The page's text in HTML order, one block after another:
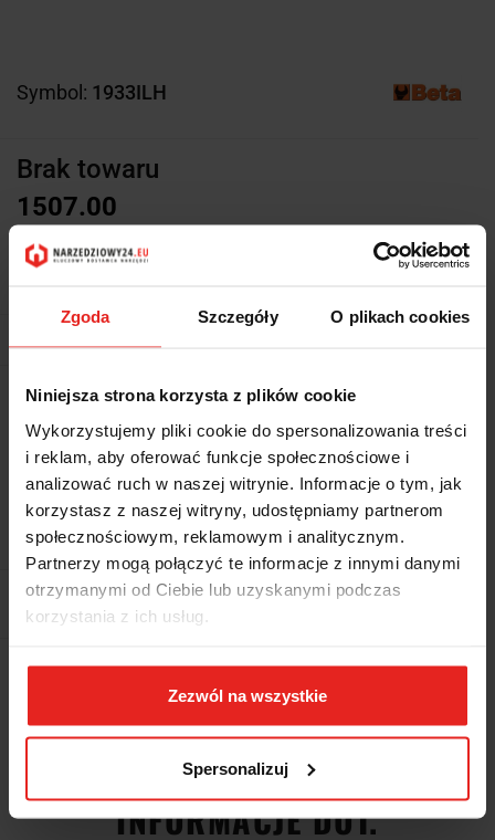
Zgoda Szczegóły O plikach cookies
Niniejsza strona korzysta z plików cookie
Wykorzystujemy pliki cookie do spersonalizowania treści
i reklam, aby oferować funkcje społecznościowe i
analizować ruch w naszej witrynie. Informacje o tym, jak
korzystasz z naszej witryny, udostępniamy partnerom
społecznościowym, reklamowym i analitycznym.
Partnerzy mogą połączyć te informacje z innymi danymi
otrzymanymi od Ciebie lub uzyskanymi podczas
korzystania z ich usług.
Zezwól na wszystkie
Spersonalizuj
Symbol: 1933ILH
Brak towaru
1507.00
1507.00
Wysyłka w ciągu 5 dni
Cena przesyłki
Dostępność Brak towaru
Waga 1.55 kg
Pobierz produkt do PDF
EAN 8014230938585
OPIS
INFORMACJE DOT.